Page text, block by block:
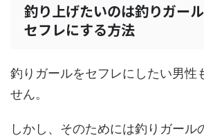
釣り上げたいのは釣りガー
セフレにする方法
釣りガールをセフレにしたい男性
せん。
しかし、そのためには釣りガール